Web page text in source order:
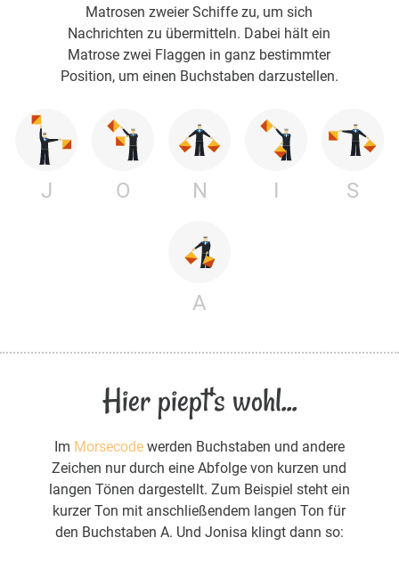
Matrosen zweier Schiffe zu, um sich
Nachrichten zu übermitteln. Dabei hält ein
Matrose zwei Flaggen in ganz bestimmter
Position, um einen Buchstaben darzustellen.
J O N I S
A
Hier piept's wohl...
Im Morsecodewerden Buchstaben und andere
Zeichen nur durch eine Abfolge von kurzen und
langen Tönen dargestellt. Zum Beispiel steht ein
kurzer Ton mit anschließendem langen Ton für
den Buchstaben A. Und Jonisa klingt dann so: